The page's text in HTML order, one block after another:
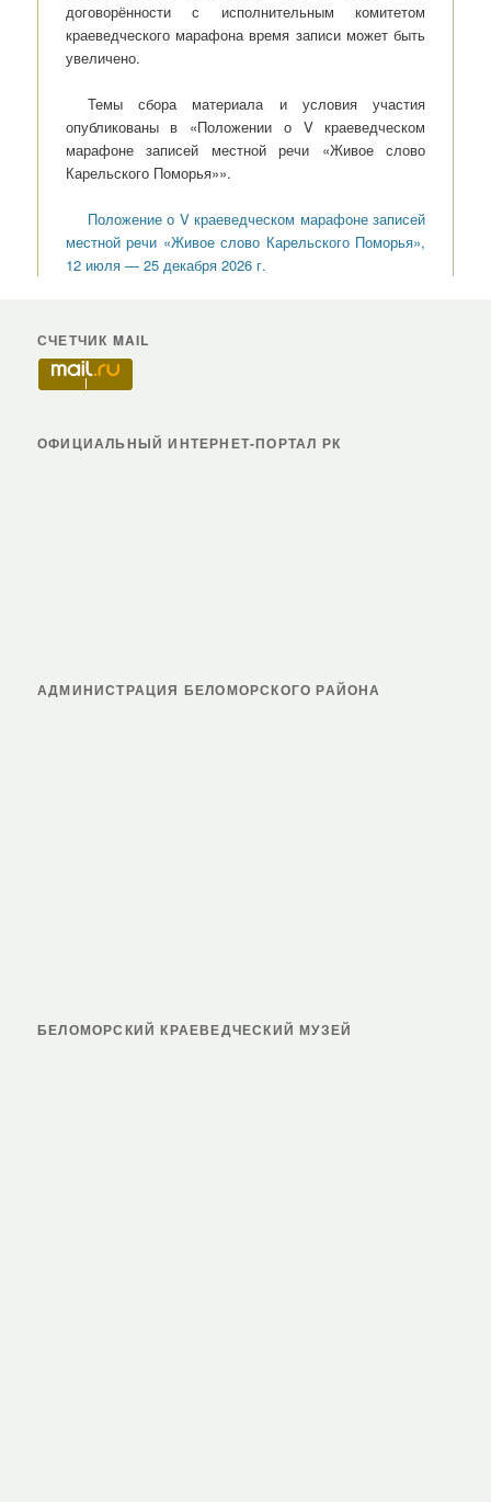
договорённости с исполнительным комитетом
краеведческого марафона время записи может быть
увеличено.
Темы сбора материала и условия участия
опубликованы в «Положении о V краеведческом
марафоне записей местной речи «Живое слово
Карельского Поморья»».
Положение о V краеведческом марафоне записей
местной речи «Живое слово Карельского Поморья»,
12 июля — 25 декабря 2026 г.
СЧЕТЧИК MAIL
ОФИЦИАЛЬНЫЙ ИНТЕРНЕТ-ПОРТАЛ РК
АДМИНИСТРАЦИЯ БЕЛОМОРСКОГО РАЙОНА
БЕЛОМОРСКИЙ КРАЕВЕДЧЕСКИЙ МУЗЕЙ